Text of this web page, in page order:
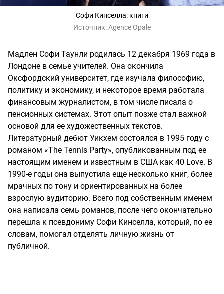
Софи Кинселла: книги
Источник:Agence Opale
Мадлен Софи Таунли родилась 12 декабря 1969 года в
Лондоне в семье учителей. Она окончила
Оксфордский университет, где изучала философию,
политику и экономику, и некоторое время работала
финансовым журналистом, в том числе писала о
пенсионных системах. Этот опыт позже стал важной
основой для ее художественных текстов.
Литературный дебют Уикхем состоялся в 1995 году с
романом «The Tennis Party», опубликованным под ее
настоящим именем и известным в США как 40 Love. В
1990-е годы она выпустила еще несколько книг, более
мрачных по тону и ориентированных на более
взрослую аудиторию. Всего под собственным именем
она написала семь романов, после чего окончательно
перешла к псевдониму Софи Кинселла, который, по ее
словам, помогал отделять личную жизнь от
публичной.